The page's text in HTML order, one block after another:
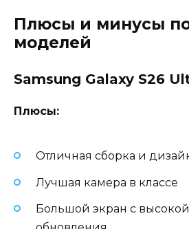
Плюсы и минусы
моделей
Samsung Galaxy S26
Плюсы:
Отличная сборка и
Лучшая камера в классе
Большой экран с высокой